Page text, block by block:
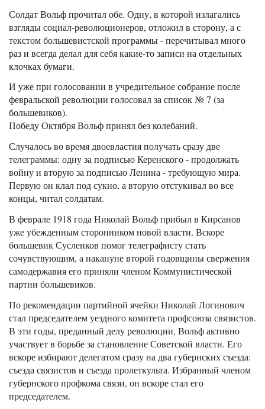
Солдат Вольф прочитал обе. Одну, в которой излагались
взгляды социал-революционеров, отложил в сторону, а с
текстом большевистской программы - перечитывал много
раз и всегда делал для себя какие-то записи на отдельных
клочках бумаги.
И уже при голосовании в учредительное собрание после
февральской революции голосовал за список № 7 (за
большевиков).
Победу Октября Вольф принял без колебаний.
Случалось во время двоевластия получать сразу две
телеграммы: одну за подписью Керенского - продолжать
войну и вторую за подписью Ленина - требующую мира.
Первую он клал под сукно, а вторую отстукивал во все
концы, читал солдатам.
В феврале 1918 года Николай Вольф прибыл в Кирсанов
уже убежденным сторонником новой власти. Вскоре
большевик Сусленков помог телеграфисту стать
сочувствующим, а накануне второй годовщины свержения
самодержавия его приняли членом Коммунистической
партии большевиков.
По рекомендации партийной ячейки Николай Логинович
стал председателем уездного комитета профсоюза связистов.
В эти годы, преданный делу революции, Вольф активно
участвует в борьбе за становление Советской власти. Его
вскоре избирают делегатом сразу на два губернских съезда:
съезда связистов и съезда пролеткульта. Избранный членом
губернского профкома связи, он вскоре стал его
председателем.